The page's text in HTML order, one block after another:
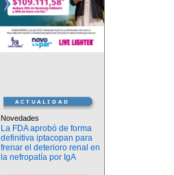
Novedades
La FDA aprobó de forma
definitiva iptacopan para
frenar el deterioro renal en
la nefropatía por IgA